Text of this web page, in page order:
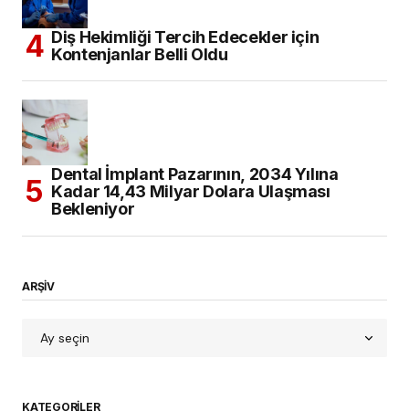
Diş Hekimliği Tercih Edecekler için
Kontenjanlar Belli Oldu
Dental İmplant Pazarının, 2034 Yılına
Kadar 14,43 Milyar Dolara Ulaşması
Bekleniyor
ARŞİV
KATEGORILER